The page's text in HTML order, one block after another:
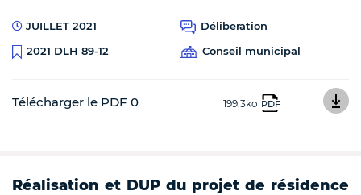
JUILLET 2021
Déliberation
2021 DLH 89-12
Conseil municipal
Télécharger le PDF 0 199.3ko PDF
Réalisation et DUP du projet de résidence